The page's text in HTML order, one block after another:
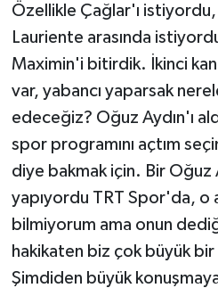
Özellikle Çağlar'ı
Lauriente arasında
Maximin'i bitirdik. İkinci
var, yabancı yaparsak
edeceğiz? Oğuz Aydın'ı
spor programını açtım
diye bakmak için. Bir Oğuz
yapıyordu TRT Spor'da, o
bilmiyorum ama onun
hakikaten biz çok büyük bir
Şimdiden büyük